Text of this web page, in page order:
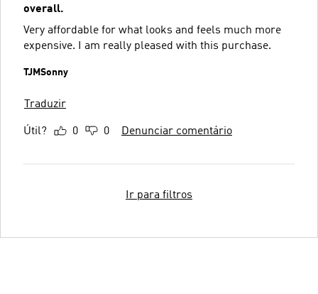
overall.
Very affordable for what looks and feels much more
expensive. I am really pleased with this purchase.
TJMSonny
Traduzir
Útil? 0 0 Denunciar comentário
Ir para filtros